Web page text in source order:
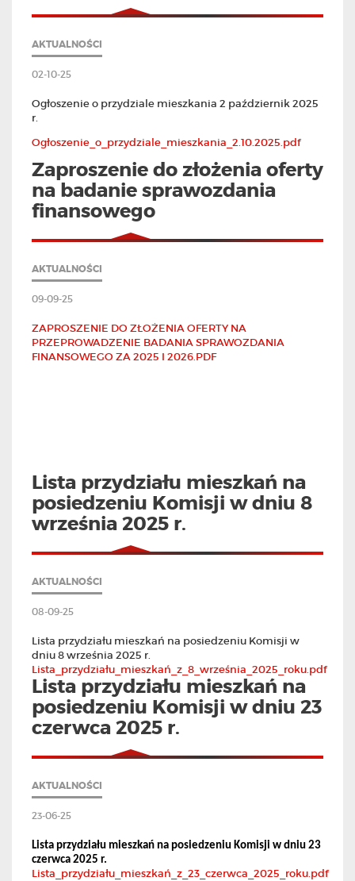
AKTUALNOŚCI
02-10-25
Ogłoszenie o przydziale mieszkania 2 październik 2025
r.
Ogłoszenie_o_przydziale_mieszkania_2.10.2025.pdf
Zaproszenie do złożenia oferty
na badanie sprawozdania
finansowego
AKTUALNOŚCI
09-09-25
ZAPROSZENIE DO ZŁOŻENIA OFERTY NA
PRZEPROWADZENIE BADANIA SPRAWOZDANIA
FINANSOWEGO ZA 2025 I 2026.PDF
Lista przydziału mieszkań na
posiedzeniu Komisji w dniu 8
września 2025 r.
AKTUALNOŚCI
08-09-25
Lista przydziału mieszkań na posiedzeniu Komisji w
dniu 8 września 2025 r.
Lista_przydziału_mieszkań_z_8_września_2025_roku.pdf
Lista przydziału mieszkań na
posiedzeniu Komisji w dniu 23
czerwca 2025 r.
AKTUALNOŚCI
23-06-25
Lista przydziału mieszkań na posiedzeniu Komisji w dniu 23
czerwca 2025 r.
Lista_przydziału_mieszkań_z_23_czerwca_2025_roku.pdf